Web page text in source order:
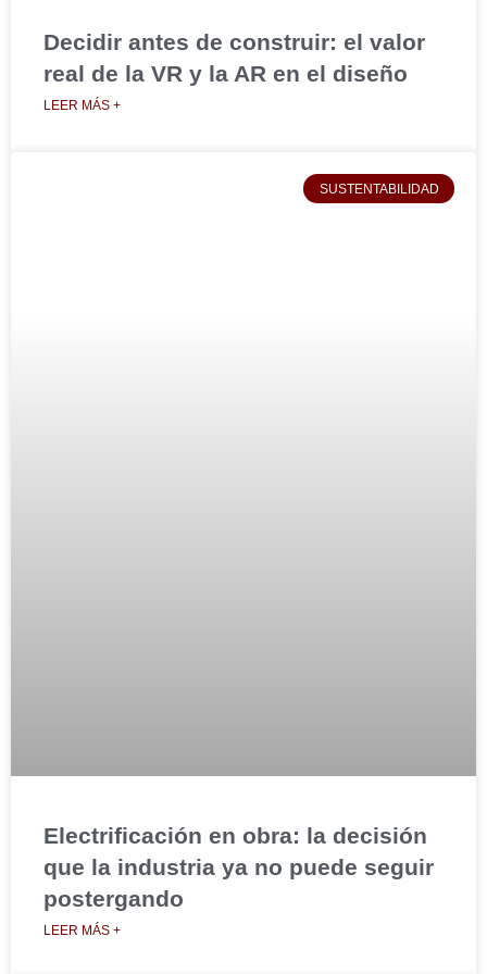
Decidir antes de construir: el valor
real de la VR y la AR en el diseño
LEER MÁS +
SUSTENTABILIDAD
Electrificación en obra: la decisión
que la industria ya no puede seguir
postergando
LEER MÁS +